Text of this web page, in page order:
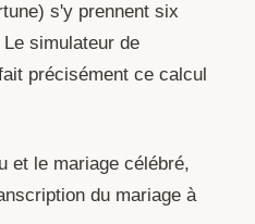
s'y prennent six
simulateur de
précisément ce calcul
et le mariage célébré,
du mariage à